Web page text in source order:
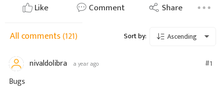
Like Comment Share
All comments(121) Sort by: Ascending
nivaldolibra a year ago #1
Bugs